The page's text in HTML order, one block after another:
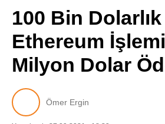
100 Bin
Ethereum
Milyon Dolar
Ömer Ergin